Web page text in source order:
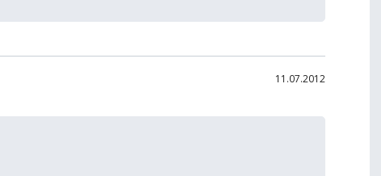
11.07.2012